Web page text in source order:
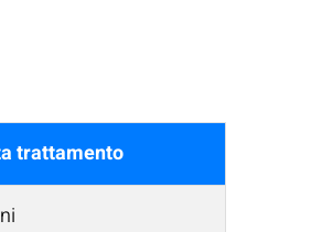
trattamento